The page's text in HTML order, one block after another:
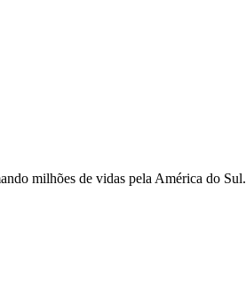
milhões de vidas pela América do Sul.